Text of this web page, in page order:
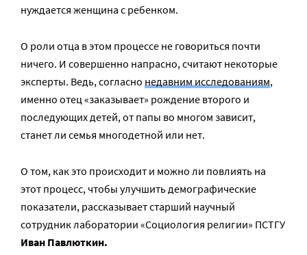
нуждается женщина с ребенком.
О роли отца в этом процессе не говориться почти
ничего. И совершенно напрасно, считают некоторые
эксперты. Ведь, согласно недавним исследованиям,
именно отец «заказывает» рождение второго и
последующих детей, от папы во многом зависит,
станет ли семья многодетной или нет.
О том, как это происходит и можно ли повлиять на
этот процесс, чтобы улучшить демографические
показатели, рассказывает старший научный
сотрудник лаборатории «Социология религии» ПСТГУ
Иван Павлюткин.